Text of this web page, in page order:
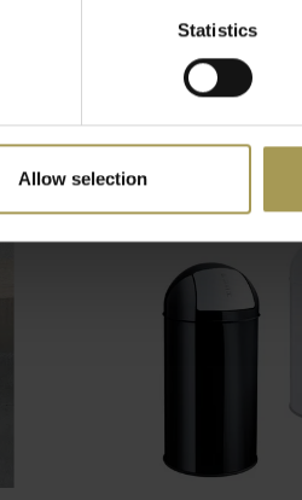
Statistics
Allow selection
Palladio
(€159,72Incl. btw)